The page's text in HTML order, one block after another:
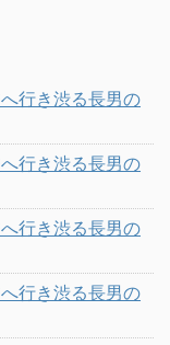
行き渋る長男の
行き渋る長男の
行き渋る長男の
行き渋る長男の